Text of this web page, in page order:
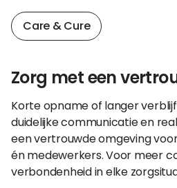
Care & Cure
Zorg met een
Korte opname of langer
duidelijke communicatie en
een vertrouwde omgeving
én medewerkers. Voor meer
verbondenheid in elke